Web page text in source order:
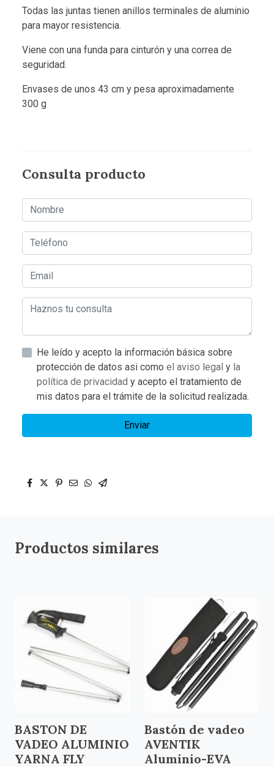
Todas las juntas tienen anillos terminales de aluminio
para mayor resistencia.
Viene con una funda para cinturón y una correa de
seguridad.
Envases de unos 43 cm y pesa aproximadamente
300 g
Consulta producto
He leído y acepto la información básica sobre
protección de datos asi como el aviso legal y la
política de privacidad y acepto el tratamiento de
mis datos para el trámite de la solicitud realizada.
Enviar
Productos similares
BASTON DE
VADEO ALUMINIO
YARNA FLY
Bastón de vadeo
AVENTIK
Aluminio-EVA